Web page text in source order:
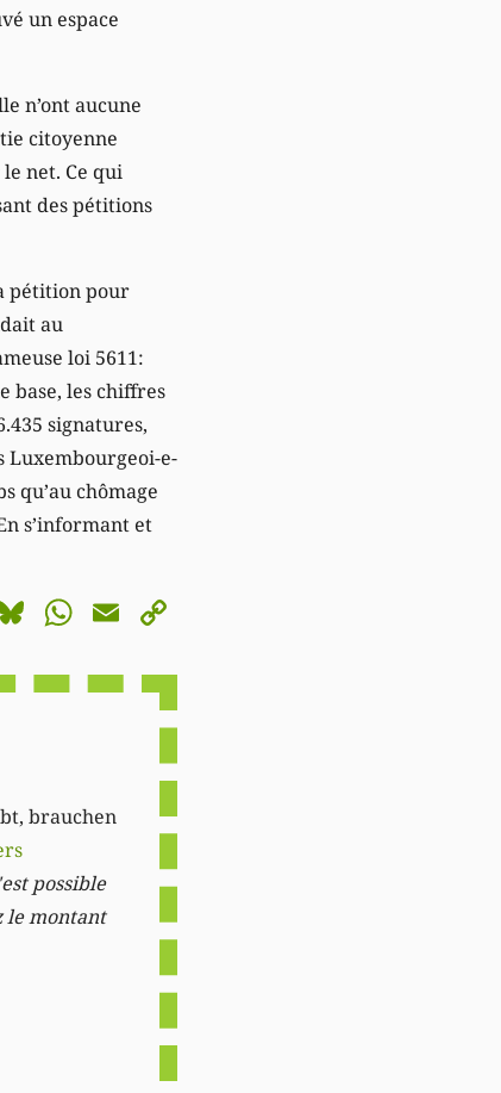
un espace
n’ont aucune
citoyenne
net. Ce qui
des pétitions
pétition pour
au
loi 5611:
base, les chiffres
signatures,
Luxembourgeoi-e-
qu’au chômage
s’informant et
Bluesky
WhatsApp
Email
brauchen
possible
le montant